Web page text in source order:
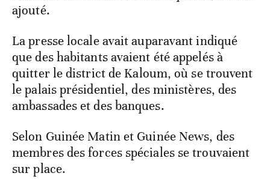
ajouté.
La presse locale avait auparavant indiqué
que des habitants avaient été appelés à
quitter le district de Kaloum, où se trouvent
le palais présidentiel, des ministères, des
ambassades et des banques.
Selon Guinée Matin et Guinée News, des
membres des forces spéciales se trouvaient
sur place.